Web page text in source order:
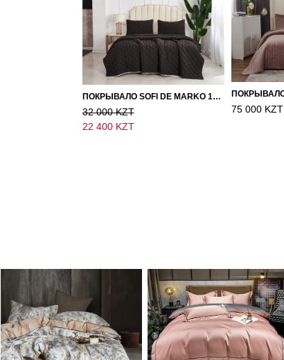
ПОКРЫВАЛО SOFI DE MARKO 160×220 БРОУДИ ЧЕРНО-БЕЖЕВОЕ
32 000 KZT
22 400 KZT
75 000 KZT